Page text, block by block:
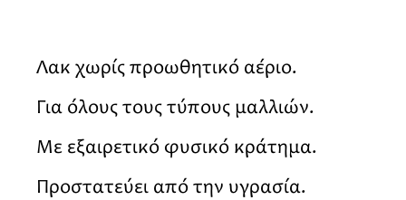
Λακ χωρίς προωθητικό αέριο.
Για όλους τους τύπους μαλλιών.
Με εξαιρετικό φυσικό κράτημα.
Προστατεύει από την υγρασία.